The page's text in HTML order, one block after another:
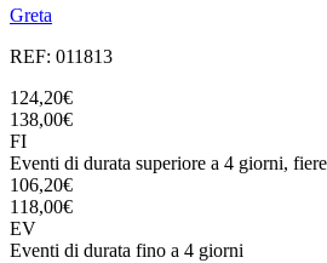
Greta
REF: 011813
124,20€
138,00€
FI
Eventi di durata superiore a 4 giorni,
106,20€
118,00€
EV
Eventi di durata fino a 4 giorni